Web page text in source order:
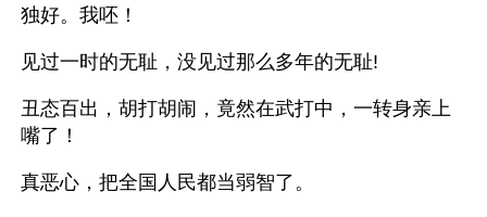
独好。我呸！
见过一时的无耻，没见过那么多年的无耻!
丑态百出，胡打胡闹，竟然在武打中，一转身亲上
嘴了！
真恶心，把全国人民都当弱智了。